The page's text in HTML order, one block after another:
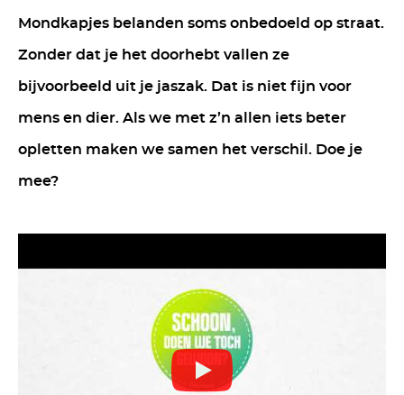
Mondkapjes belanden soms onbedoeld op straat.
Zonder dat je het doorhebt vallen ze
bijvoorbeeld uit je jaszak. Dat is niet fijn voor
mens en dier. Als we met z’n allen iets beter
opletten maken we samen het verschil. Doe je
mee?